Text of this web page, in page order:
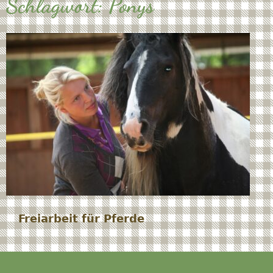
Schlagwort:Ponys
Freiarbeit für Pferde